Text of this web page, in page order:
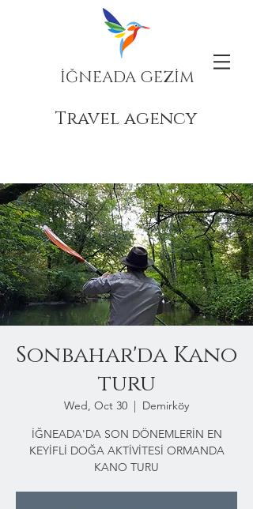
İĞNEADA GEZİM
Travel agency
Sonbahar'da Kano
turu
Wed, Oct 30
  |
Demirköy
İĞNEADA'DA SON DÖNEMLERİN EN
KEYİFLİ DOĞA AKTİVİTESİ ORMANDA
KANO TURU